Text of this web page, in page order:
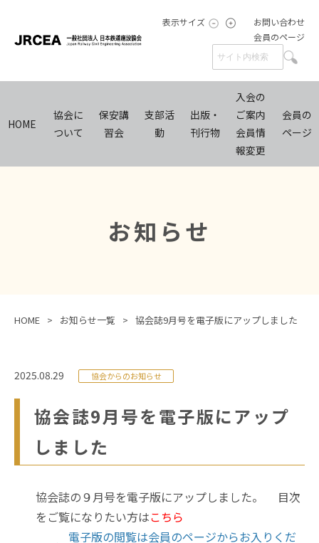
表示サイズ
お問い合わせ
会員のページ
HOME
協会に
ついて
保安講
習会
支部活
動
出版・
刊行物
入会の
ご案内
会員情
報変更
会員の
ページ
お知らせ
HOME お知らせ一覧 協会誌9月号を電子版にアップしました
2025.08.29 協会からのお知らせ
協会誌9月号を電子版にアップ
しました
協会誌の９月号を電子版にアップしました。
目次
をご覧になりたい方はこちら
電子版の閲覧は会員のページからお入りくだ